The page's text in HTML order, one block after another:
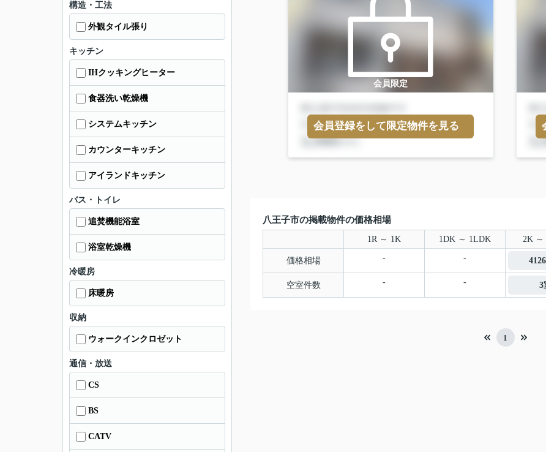
会員限定
会員登録をして限定物件を見る
八王子市の掲載物件の価格相場
1R ～ 1K 1DK ～ 1LDK 2K
価格相場 - -
空室件数 - - 3
1
構造・工法
外観タイル張り
キッチン
IHクッキングヒーター
食器洗い乾燥機
システムキッチン
カウンターキッチン
アイランドキッチン
バス・トイレ
追焚機能浴室
浴室乾燥機
冷暖房
床暖房
収納
ウォークインクロゼット
通信・放送
CS
BS
CATV